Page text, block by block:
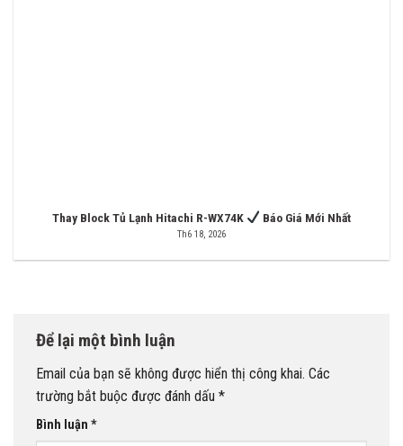
Thay Block Tủ Lạnh Hitachi R-WX74K Báo Giá Mới Nhất
Th6 18, 2026
Để lại một bình luận
Email của bạn sẽ không được hiển thị công khai. Các
trường bắt buộc được đánh dấu *
Bình luận *